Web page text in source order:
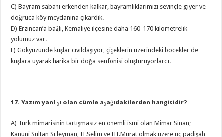
C) Bayram sabahı erkenden kalkar, bayramlıklarımızı sevinçle giyer ve
doğruca köy meydanına çıkardık.
D) Erzincan’a bağlı, Kemaliye ilçesine daha 160-170 kilometrelik
yolumuz var.
E) Gökyüzünde kuşlar cıvıldaşıyor, çiçeklerin üzerindeki böcekler de
kuşlara uyarak harika bir doğa senfonisi oluşturuyorlardı.
17. Yazım yanlışı olan cümle aşağıdakilerden hangisidir?
A) Türk mimarisinin tartışmasız en önemli ismi olan Mimar Sinan;
Kanuni Sultan Süleyman, II.Selim ve III.Murat olmak üzere üç padişah